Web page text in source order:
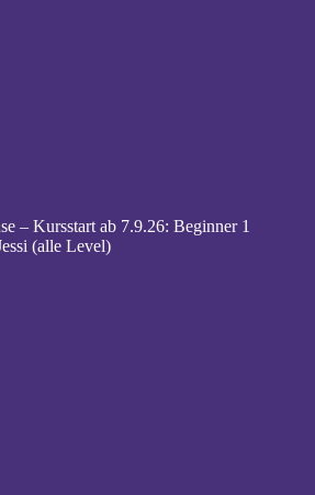
– Kursstart ab 7.9.26: Beginner 1
(alle Level)